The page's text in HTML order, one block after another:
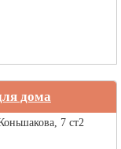
дома
7 ст2